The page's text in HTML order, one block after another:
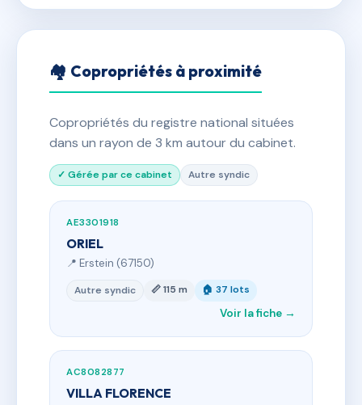
🏘 Copropriétés à proximité
Copropriétés du registre national situées
dans un rayon de 3 km autour du cabinet.
✓ Gérée par ce cabinet Autre syndic
AE3301918
ORIEL
📍 Erstein (67150)
Autre syndic 📏 115 m 🏠 37 lots
Voir la fiche →
AC8082877
VILLA FLORENCE